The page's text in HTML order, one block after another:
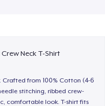
Crew Neck T-Shirt
Crafted from 100% Cotton (4-6
stitching, ribbed crew-
comfortable look. T-shirt fits